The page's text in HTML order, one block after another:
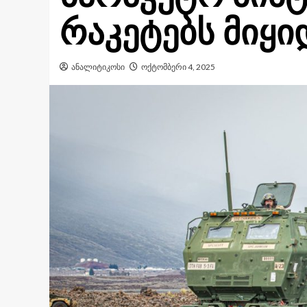
რაკეტებს
ანალიტიკოსი ოქტომბერი 4, 2025